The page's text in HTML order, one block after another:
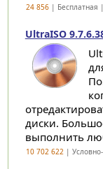
24 856| Бесплатная |
UltraISO
диски.
выполнить
10 702 622| Условно-